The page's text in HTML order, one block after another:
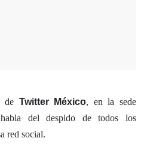
de Twitter México, en la sede
del despido de todos los
red social.